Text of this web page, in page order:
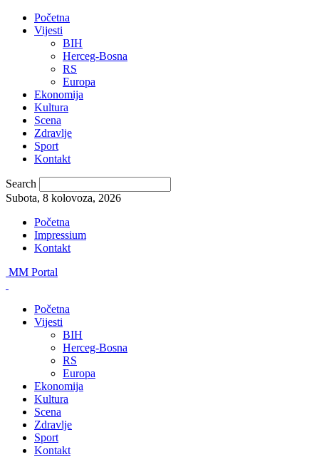
Početna
Vijesti
BIH
Herceg-Bosna
RS
Europa
Ekonomija
Kultura
Scena
Zdravlje
Sport
Kontakt
Search
Subota, 8 kolovoza, 2026
Početna
Impressium
Kontakt
MM Portal
Početna
Vijesti
BIH
Herceg-Bosna
RS
Europa
Ekonomija
Kultura
Scena
Zdravlje
Sport
Kontakt